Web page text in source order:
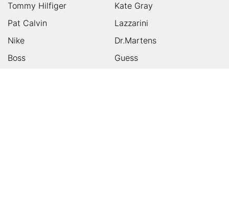
Tommy Hilfiger
Kate Gray
Pat Calvin
Lazzarini
Nike
Dr.Martens
Boss
Guess